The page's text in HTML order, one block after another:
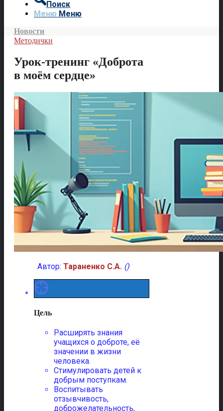
Поиск
Меню Меню
Новости
Методички
Урок-тренинг «Доброта
в моём сердце»
Автор: Тараненко С.А. ()
Цель
Расширять знания
учащихся о доброте, её
значении в жизни
человека.
Стимулировать детей к
добрым поступкам.
Воспитывать
отзывчивость,
доброжелательность,